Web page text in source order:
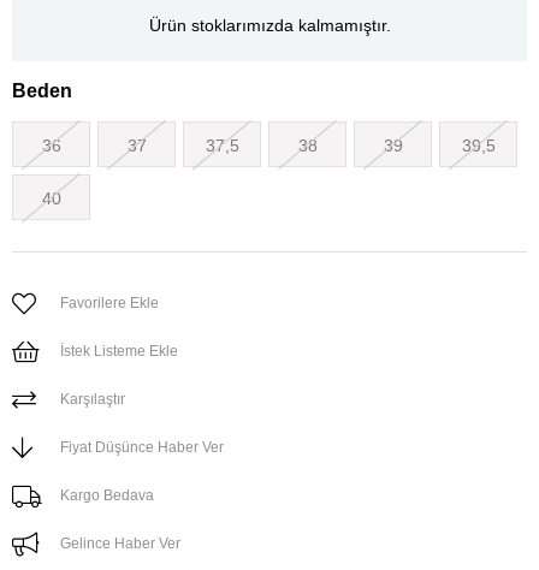
Ürün stoklarımızda kalmamıştır.
Beden
36 37 37,5 38 39 39,5
40
Favorilere Ekle
İstek Listeme Ekle
Karşılaştır
Fiyat Düşünce Haber Ver
Kargo Bedava
Gelince Haber Ver